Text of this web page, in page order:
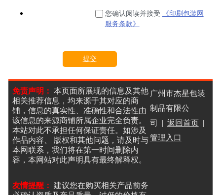
您确认阅读并接受
《印刷包装网
服务条款》
提交
免责声明： 本页面所展现的信息及其他
相关推荐信息，均来源于其对应的商
铺，信息的真实性、准确性和合法性由
该信息的来源商铺所属企业完全负责。
本站对此不承担任何保证责任。如涉及
作品内容、 版权和其他问题，请及时与
本网联系，我们将在第一时间删除内
容，本网站对此声明具有最终解释权。
友情提醒： 建议您在购买相关产品前务
广州市杰星包装
制品有限公
司 | 返回首页|
管理入口